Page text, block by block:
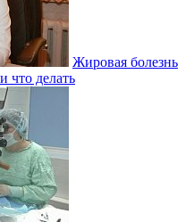
Жировая болезнь
что делать